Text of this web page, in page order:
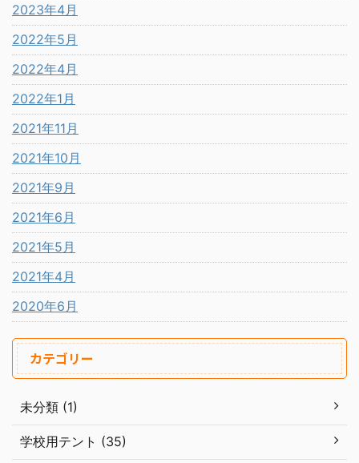
2023年4月
2022年5月
2022年4月
2022年1月
2021年11月
2021年10月
2021年9月
2021年6月
2021年5月
2021年4月
2020年6月
カテゴリー
未分類 (1)
学校用テント (35)